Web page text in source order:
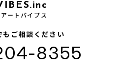
ートバイブス
もご相談ください
8355